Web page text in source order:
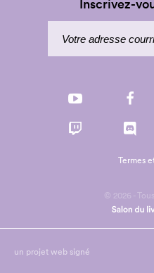
Inscrivez-
© 2026 -
Termes
un projet web signé